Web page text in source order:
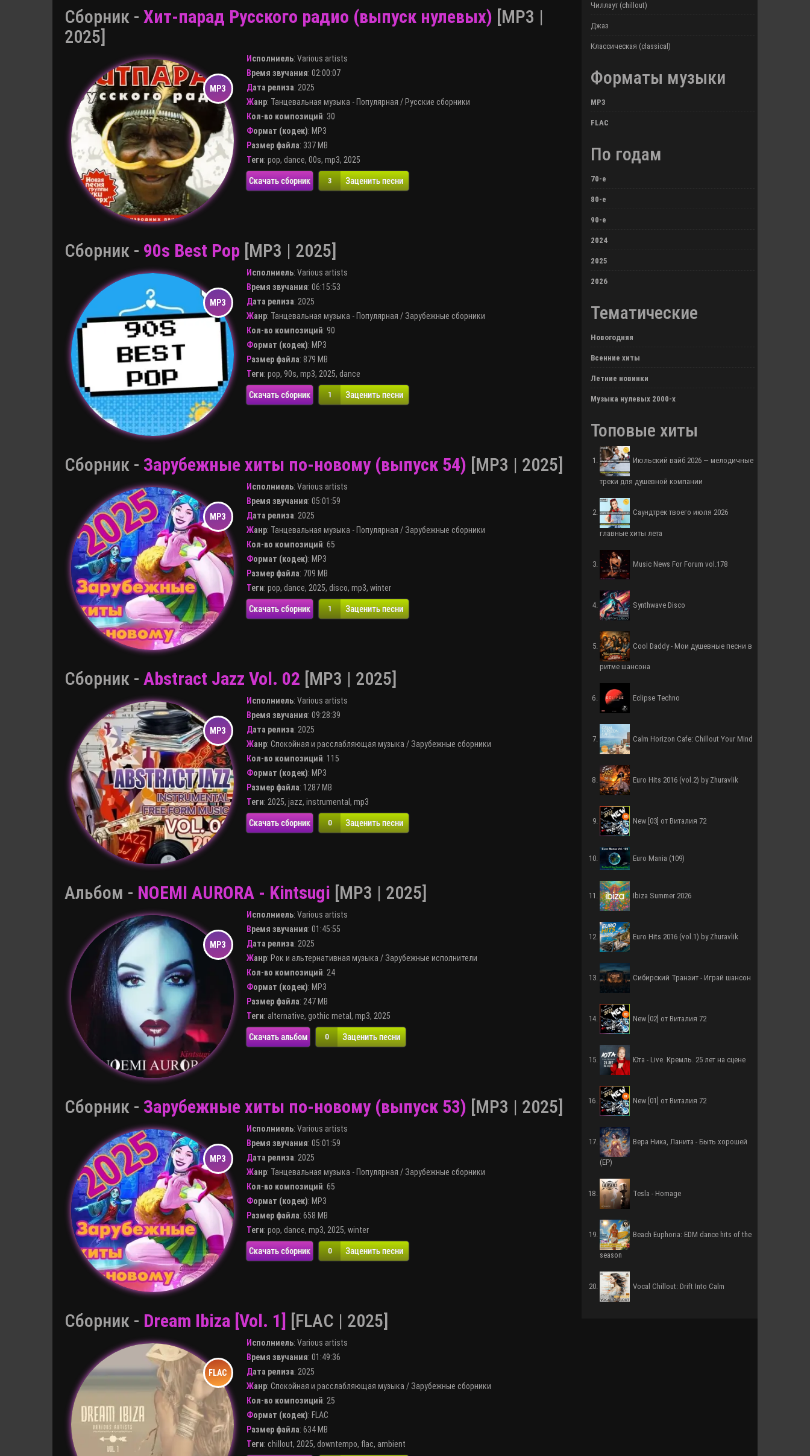
Сборник - Хит-парад Русского радио (выпуск нулевых) [MP3 |
2025]
Исполниель: Various artists
Время звучания: 02:00:07
Дата релиза: 2025
Жанр: Танцевальная музыка - Популярная / Русские сборники
Кол-во композиций: 30
Формат (кодек): MP3
Размер файла: 337 MB
Теги: pop, dance, 00s, mp3, 2025
Скачать сборник 3 Заценить песни
Сборник - 90s Best Pop [MP3 | 2025]
Исполниель: Various artists
Время звучания: 06:15:53
Дата релиза: 2025
Жанр: Танцевальная музыка - Популярная / Зарубежные сборники
Кол-во композиций: 90
Формат (кодек): MP3
Размер файла: 879 MB
Теги: pop, 90s, mp3, 2025, dance
Скачать сборник 1 Заценить песни
Сборник - Зарубежные хиты по-новому (выпуск 54) [MP3 | 2025]
Исполниель: Various artists
Время звучания: 05:01:59
Дата релиза: 2025
Жанр: Танцевальная музыка - Популярная / Зарубежные сборники
Кол-во композиций: 65
Формат (кодек): MP3
Размер файла: 709 MB
Теги: pop, dance, 2025, disco, mp3, winter
Скачать сборник 1 Заценить песни
Сборник - Abstract Jazz Vol. 02 [MP3 | 2025]
Исполниель: Various artists
Время звучания: 09:28:39
Дата релиза: 2025
Жанр: Спокойная и расслабляющая музыка / Зарубежные сборники
Кол-во композиций: 115
Формат (кодек): MP3
Размер файла: 1287 MB
Теги: 2025, jazz, instrumental , mp3
Скачать сборник 0 Заценить песни
Альбом - NOEMI AURORA - Kintsugi [MP3 | 2025]
Исполниель: Various artists
Время звучания: 01:45:55
Дата релиза: 2025
Жанр: Рок и альтернативная музыка / Зарубежные исполнители
Кол-во композиций: 24
Формат (кодек): MP3
Размер файла: 247 MB
Теги: alternative, gothic metal , mp3, 2025
Скачать альбом 0 Заценить песни
Сборник - Зарубежные хиты по-новому (выпуск 53) [MP3 | 2025]
Исполниель: Various artists
Время звучания: 05:01:59
Дата релиза: 2025
Жанр: Танцевальная музыка - Популярная / Зарубежные сборники
Кол-во композиций: 65
Формат (кодек): MP3
Размер файла: 658 MB
Теги: pop, dance, mp3, 2025, winter
Скачать сборник 0 Заценить песни
Сборник - Dream Ibiza [Vol. 1] [FLAC | 2025]
Исполниель: Various artists
Время звучания: 01:49:36
Дата релиза: 2025
Жанр: Спокойная и расслабляющая музыка / Зарубежные сборники
Кол-во композиций: 25
Формат (кодек): FLAC
Размер файла: 634 MB
Теги: chillout, 2025, downtempo, flac, ambient
Чиллаут (chillout)
Джаз
Классическая (classical)
Форматы музыки
MP3
FLAC
По годам
70-е
80-е
90-е
2024
2025
2026
Тематические
Новогодняя
Всенние хиты
Летние новинки
Музыка нулевых 2000-х
Топовые хиты
Июльский вайб 2026 — мелодичные
треки для душевной компании
Саундтрек твоего июля 2026
главные хиты лета
Music News For Forum vol.178
Synthwave Disco
Cool Daddy - Мои душевные песни в
ритме шансона
Eclipse Techno
Calm Horizon Cafe: Chillout Your Mind
Euro Hits 2016 (vol.2) by Zhuravlik
New [03] от Виталия 72
Euro Mania (109)
Ibiza Summer 2026
Euro Hits 2016 (vol.1) by Zhuravlik
Сибирский Транзит - Играй шансон
New [02] от Виталия 72
Юта - Live. Кремль. 25 лет на сцене
New [01] от Виталия 72
Вера Ника, Ланита - Быть хорошей
(EP)
Tesla - Homage
Beach Euphoria: EDM dance hits of the
season
Vocal Chillout: Drift Into Calm